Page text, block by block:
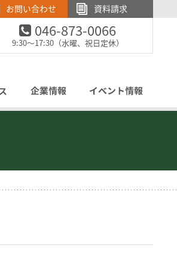
お問い合わせ 資料請求
電話でのお問い合わせ：
046-873-0066
9:30～17:30（水曜、祝日定休）